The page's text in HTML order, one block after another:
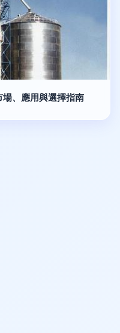
、應用與選擇指南